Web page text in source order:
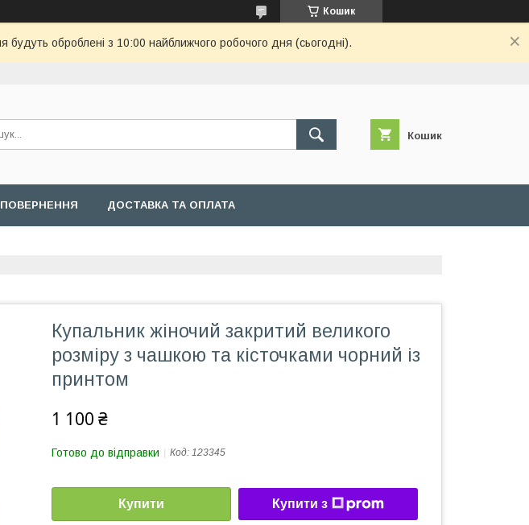
Кошик
будуть оброблені з 10:00 найближчого робочого дня (сьогодні).
Кошик
ДОСТАВКА ТА ОПЛАТА
Купальник жіночий закритий великого
розміру з чашкою та кісточками чорний із
принтом
1 100 ₴
Готово до відправки Код: 123345
Купити Купити з